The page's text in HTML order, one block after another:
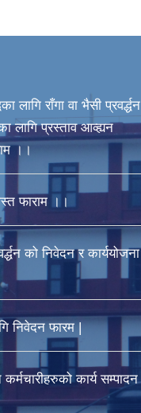
लागि राँगा वा भैसी प्रवर्द्धन
लागि प्रस्ताव आव्ह्यन
।।
फाराम ।।
को निवेदन र कार्ययोजना
निवेदन फारम |
कर्मचारीहरुको कार्य सम्पादन